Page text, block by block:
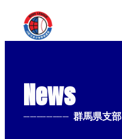
News
-------------- 群馬県支部